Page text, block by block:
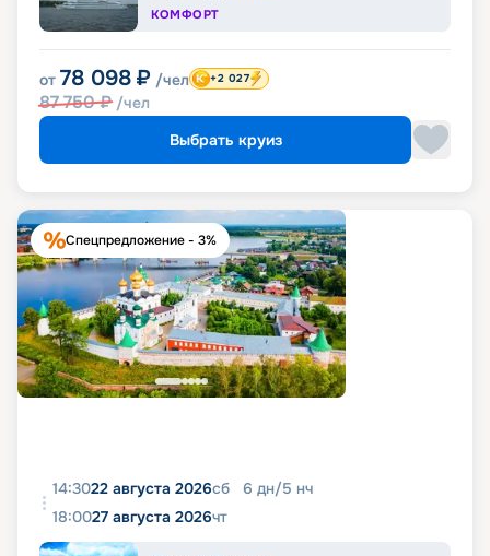
КОМФОРТ
от 78 098 ₽ /чел
87 750₽ /чел
+2 027
Выбрать круиз
Спецпредложение - 3%
14:3022 августа 2026сб 6 дн/5 нч
18:0027 августа 2026чт